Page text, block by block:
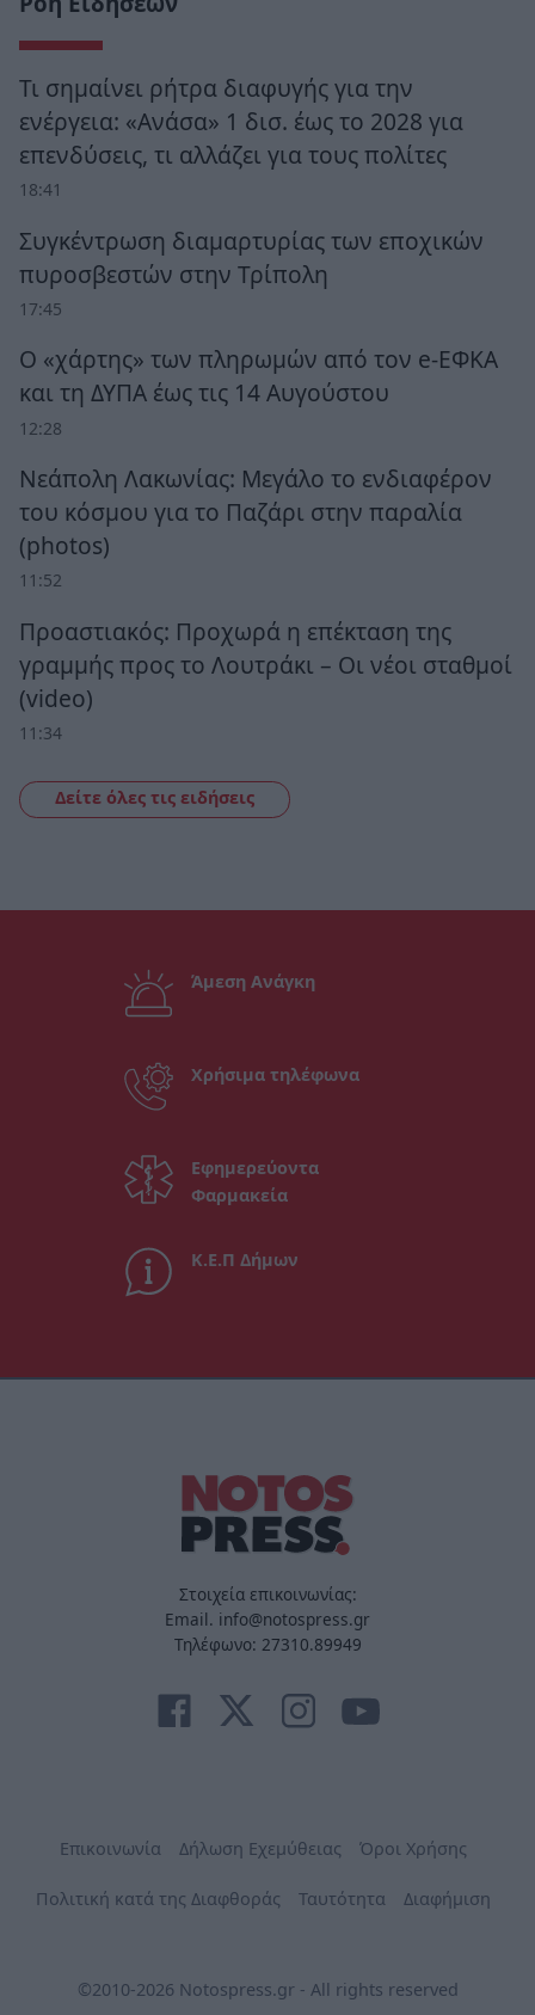
Τι σημαίνει ρήτρα διαφυγής για την
ενέργεια: «Ανάσα» 1 δισ. έως το 2028 για
επενδύσεις, τι αλλάζει για τους πολίτες
18:41
Συγκέντρωση διαμαρτυρίας των εποχικών
πυροσβεστών στην Τρίπολη
17:45
Ο «χάρτης» των πληρωμών από τον e-ΕΦΚΑ
και τη ΔΥΠΑ έως τις 14 Αυγούστου
12:28
Νεάπολη Λακωνίας: Μεγάλο το ενδιαφέρον
του κόσμου για το Παζάρι στην παραλία
(photos)
11:52
Προαστιακός: Προχωρά η επέκταση της
γραμμής προς το Λουτράκι – Οι νέοι σταθμοί
(video)
11:34
Δείτε όλες τις ειδήσεις
Άμεση Ανάγκη
Χρήσιμα τηλέφωνα
Εφημερεύοντα
Φαρμακεία
Κ.Ε.Π Δήμων
Στοιχεία επικοινωνίας:
Email. info@notospress.gr
Τηλέφωνο: 27310.89949
Επικοινωνία Δήλωση Εχεμύθειας Όροι Χρήσης
Πολιτική κατά της Διαφθοράς Ταυτότητα Διαφήμιση
©2010-2026 Notospress.gr - All rights reserved